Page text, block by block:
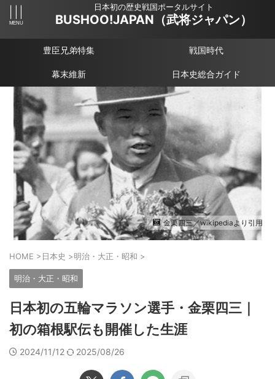
日本初の歴史戦国ポータルサイト
BUSHOO!JAPAN（武将ジャパン）
豊臣兄弟特集 戦国時代
幕末維新 日本史総合ガイド
金栗四三／wikipediaより引用
HOME >日本史 >明治・大正・昭和 >
明治・大正・昭和
日本初の五輪マラソン選手・金栗四三｜
初の箱根駅伝も開催した生涯
2024/11/12 2025/08/26